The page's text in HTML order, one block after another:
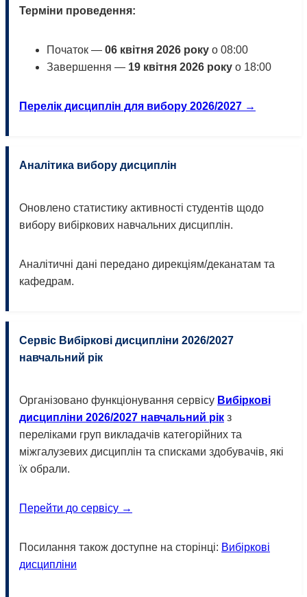
Терміни проведення:
Початок — 06 квітня 2026 року о 08:00
Завершення — 19 квітня 2026 року о 18:00
Перелік дисциплін для вибору 2026/2027 →
Аналітика вибору дисциплін
Оновлено статистику активності студентів щодо
вибору вибіркових навчальних дисциплін.
Аналітичні дані передано дирекціям/деканатам та
кафедрам.
Сервіс Вибіркові дисципліни 2026/2027
навчальний рік
Організовано функціонування сервісу Вибіркові
дисципліни 2026/2027 навчальний рік з
переліками груп викладачів категорійних та
міжгалузевих дисциплін та списками здобувачів, які
їх обрали.
Перейти до сервісу →
Посилання також доступне на сторінці: Вибіркові
дисципліни